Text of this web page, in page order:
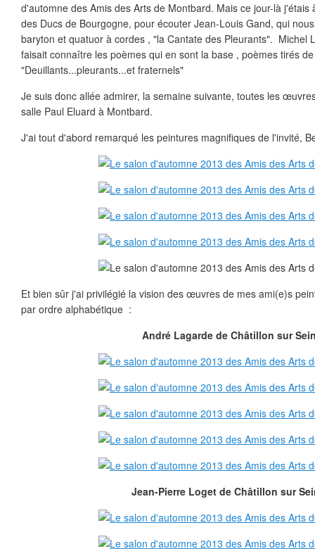
d'automne des Amis des Arts de Montbard. Mais ce jour-là j'étais
des Ducs de Bourgogne, pour écouter Jean-Louis Gand, qui
baryton et quatuor à cordes , "la Cantate des Pleurants". Michel
faisait connaître les poèmes qui en sont la base , poèmes tirés
"Deuillants...pleurants...et fraternels"
Je suis donc allée admirer, la semaine suivante, toutes les
salle Paul Eluard à Montbard.
J'ai tout d'abord remarqué les peintures magnifiques de l'invité,
Et bien sûr j'ai privilégié la vision des œuvres de mes ami(e)s
par ordre alphabétique :
André Lagarde de Châtillon sur
Jean-Pierre Loget de Châtillon sur